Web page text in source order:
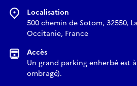
Localisation
500 chemin de Sotom, 32550,
Occitanie, France
Accès
Un grand parking enherbé est
ombragé).